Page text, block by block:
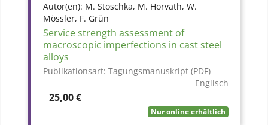
Autor(en): M. Stoschka, M. Horvath, W.
Mössler, F. Grün
Service strength assessment of
macroscopic imperfections in cast steel
alloys
Publikationsart: Tagungsmanuskript (PDF)
Englisch
Preis
25,00 €
Nur online erhältlich